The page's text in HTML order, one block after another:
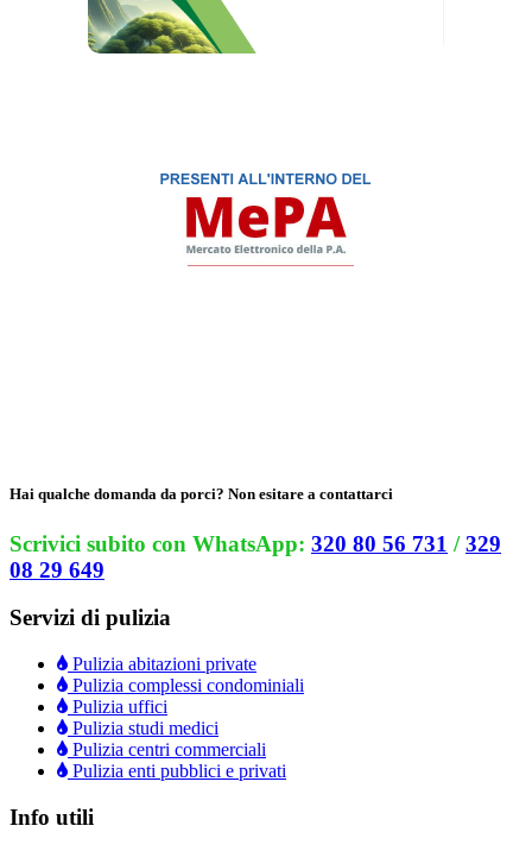
Hai qualche domanda da porci? Non esitare a contattarci
Scrivici subito con WhatsApp: 320 80 56 731 /329
08 29 649
Servizi di pulizia
Pulizia abitazioni private
Pulizia complessi condominiali
Pulizia uffici
Pulizia studi medici
Pulizia centri commerciali
Pulizia enti pubblici e privati
Info utili